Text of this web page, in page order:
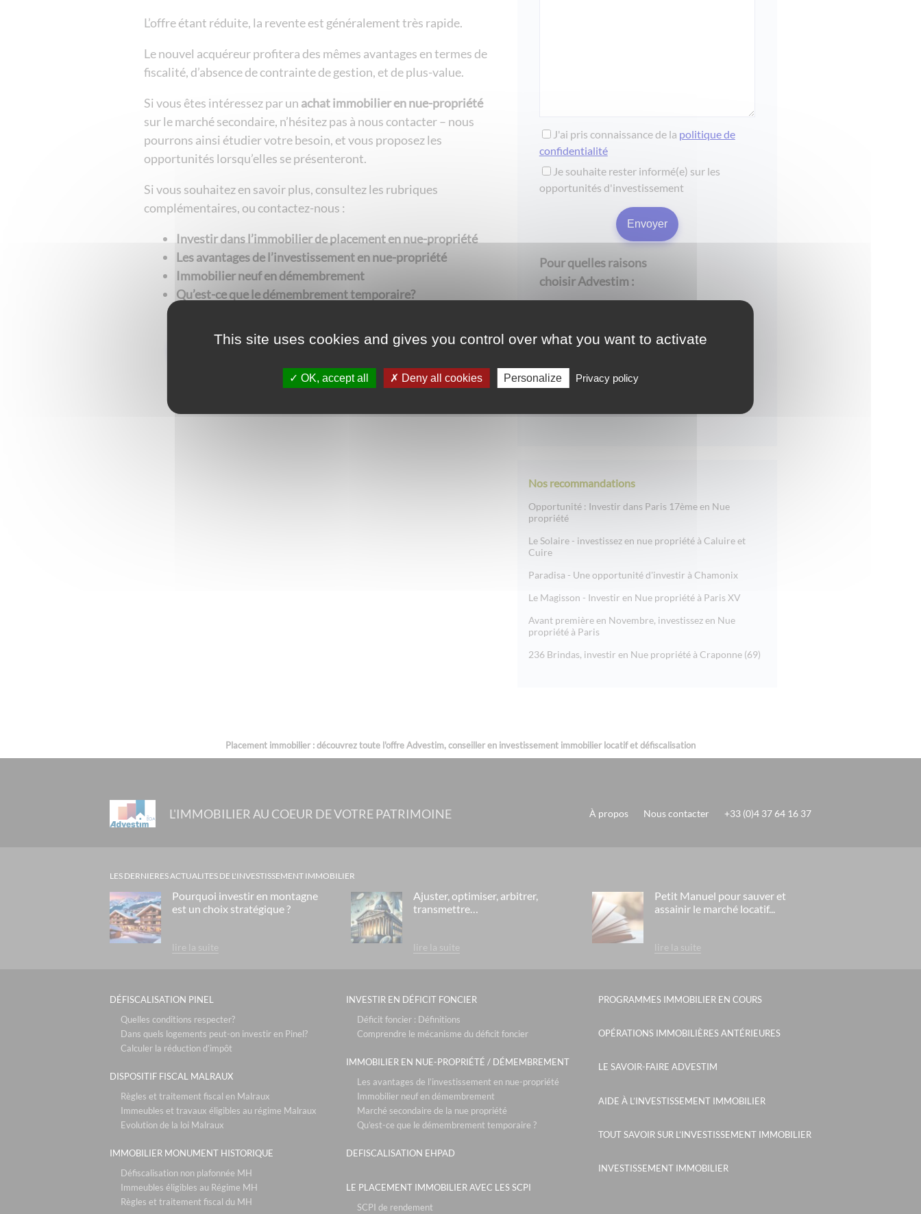
L’offre étant réduite, la revente est généralement très rapide.
Le nouvel acquéreur profitera des mêmes avantages en termes de
fiscalité, d’absence de contrainte de gestion, et de plus-value.
Si vous êtes intéressez par un achat immobilier en nue-propriété
sur le marché secondaire, n’hésitez pas à nous contacter – nous
pourrons ainsi étudier votre besoin, et vous proposez les
opportunités lorsqu’elles se présenteront.
Si vous souhaitez en savoir plus, consultez les rubriques
complémentaires, ou contactez-nous :
Investir dans l’immobilier de placement en nue-propriété
Les avantages de l’investissement en nue-propriété
Immobilier neuf en démembrement
Qu’est-ce que le démembrement temporaire?
Advestim vous conseille dans vos projets d’investissement
J'ai pris connaissance de la politique de
confidentialité
Je souhaite rester informé(e) sur les
opportunités d'investissement
Pour quelles raisons
choisir Advestim :
Une sélection des meilleurs programmes
d'investissement en nue-propriété
Des solutions immobilières pour préparer
Nos recommandations
Opportunité : Investir dans Paris 17ème en Nue
propriété
Le Solaire - investissez en nue propriété à Caluire et
Cuire
Paradisa - Une opportunité d'investir à Chamonix
Le Magisson - Investir en Nue propriété à Paris XV
Avant première en Novembre, investissez en Nue
propriété à Paris
236 Brindas, investir en Nue propriété à Craponne (69)
Placement immobilier : découvrez toute l'offre Advestim, conseiller en investissement immobilier locatif et défiscalisation
L'IMMOBILIER AU COEUR DE VOTRE PATRIMOINE À propos Nous contacter +33 (0)4 37 64 16 37
LES DERNIERES ACTUALITES DE L'INVESTISSEMENT IMMOBILIER
Pourquoi investir en montagne
est un choix stratégique ?
lire la suite
Ajuster, optimiser, arbitrer,
transmettre…
lire la suite
Petit Manuel pour sauver et
assainir le marché locatif...
lire la suite
DÉFISCALISATION PINEL
Quelles conditions respecter?
Dans quels logements peut-on investir en Pinel?
Calculer la réduction d’impôt
DISPOSITIF FISCAL MALRAUX
Règles et traitement fiscal en Malraux
Immeubles et travaux éligibles au régime Malraux
Evolution de la loi Malraux
IMMOBILIER MONUMENT HISTORIQUE
Défiscalisation non plafonnée MH
Immeubles éligibles au Régime MH
Règles et traitement fiscal du MH
INVESTIR EN DÉFICIT FONCIER
Déficit foncier : Définitions
Comprendre le mécanisme du déficit foncier
IMMOBILIER EN NUE-PROPRIÉTÉ / DÉMEMBREMENT
Les avantages de l’investissement en nue-propriété
Immobilier neuf en démembrement
Marché secondaire de la nue propriété
Qu’est-ce que le démembrement temporaire ?
DEFISCALISATION EHPAD
LE PLACEMENT IMMOBILIER AVEC LES SCPI
SCPI de rendement
PROGRAMMES IMMOBILIER EN COURS
OPÉRATIONS IMMOBILIÈRES ANTÉRIEURES
LE SAVOIR-FAIRE ADVESTIM
AIDE À L’INVESTISSEMENT IMMOBILIER
TOUT SAVOIR SUR L’INVESTISSEMENT IMMOBILIER
INVESTISSEMENT IMMOBILIER
This site uses cookies and gives you control over what you want to activate
OK, accept all Deny all cookies Personalize Privacy policy